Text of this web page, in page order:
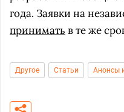
года. Заявки на
принимать в те же
Другое Статьи Анонсы